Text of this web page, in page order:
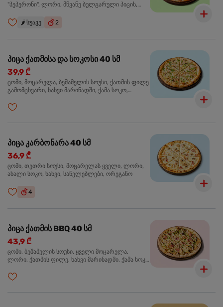
"პეპერონი", ლორი, მწვანე ბულგარული პიცის,
🌶️ სუავე 2
პიცა ქათმისა და სოკოსი 40 სმ
39,9 ₾
ცომი, მოცარელა, ბეშამელის სოუსი, ქათმის ფილე
გამომცხვარი, ხახვი მარინადში, ქამა სოკო,
პიცა კარბონარა 40 სმ
36,9 ₾
ცომი, თეთრი სოუსი, მოცარელას ყველი, ლორი,
ახალი სოკო, ხახვი, სანელებლები, ორეგანო
4
პიცა ქათმის BBQ 40 სმ
43,9 ₾
ცომი, ბეშამელის სოუსი, ყველი მოცარელა,
ლორი, ქათმის ფილე, ხახვი მარინადში, ქამა სოკო